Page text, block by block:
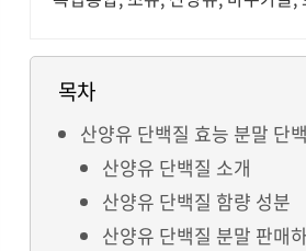
목차
산양유 단백질 효능 분말 단
산양유 단백질 소개
산양유 단백질 함량 성분
산양유 단백질 분말 판매